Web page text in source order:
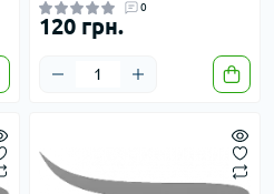
0
120 грн.